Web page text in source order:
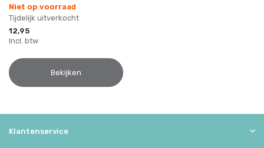
Niet op voorraad
Tijdelijk uitverkocht
12,95
Incl. btw
Bekijken
Klantenservice